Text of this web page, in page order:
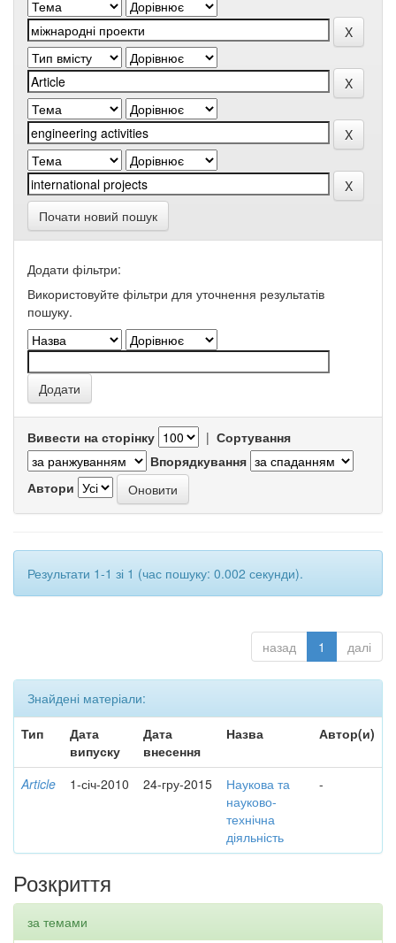
Почати новий пошук
Додати фільтри:
Використовуйте фільтри для уточнення результатів
пошуку.
Вивести на сторінку | Сортування
Впорядкування
Автори
Результати 1-1 зі 1 (час пошуку: 0.002 секунди).
назад 1 далі
Знайдені матеріали:
Тип
Дата
випуску
Дата
внесення
Назва Автор(и)
Article 1-січ-2010 24-гру-2015
Наукова та
науково-
технічна
діяльність
-
Розкриття
за темами